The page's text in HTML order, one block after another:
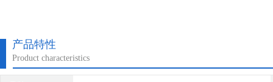
产品特性
Product characteristics